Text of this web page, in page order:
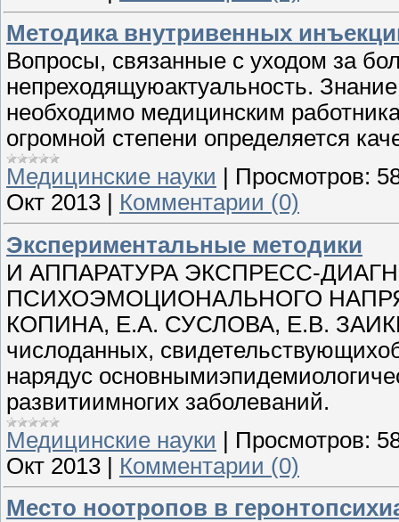
Методика внутривенных
Вопросы, связанные с уходом за
непреходящуюактуальность.
необходимо медицинским
огромной степени определяется
Медицинские науки
Просмотров:
Окт 2013
Комментарии (0)
Экспериментальные методики
И АППАРАТУРА ЭКСПРЕСС-
ПСИХОЭМОЦИОНАЛЬНОГО
КОПИНА, Е.А. СУСЛОВА, Е.В.
числоданных,
нарядус
развитиимногих заболеваний.
Медицинские науки | Просмотров:
Окт 2013 | Комментарии (0)
Место ноотропов в